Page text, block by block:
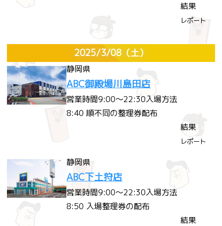
結果
レポート
2025/3/08（土）
静岡県
ABC御殿場川島田店
営業時間9:00～22:30入場方法
8:40 順不同の整理券配布
結果
レポート
静岡県
ABC下土狩店
営業時間9:00～22:30入場方法
8:50 入場整理券の配布
結果